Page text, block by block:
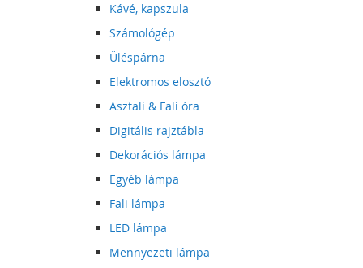
Kávé, kapszula
Számológép
Üléspárna
Elektromos elosztó
Asztali & Fali óra
Digitális rajztábla
Dekorációs lámpa
Egyéb lámpa
Fali lámpa
LED lámpa
Mennyezeti lámpa